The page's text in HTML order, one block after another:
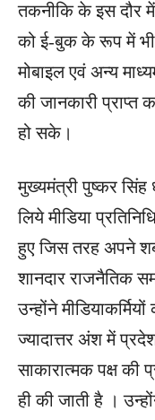
तकनीकि के इस दौर
को ई-बुक के रूप में भी
मोबाइल एवं अन्य
की जानकारी प्राप्त
हो सके।
मुख्यमंत्री पुष्कर
लिये मीडिया
हुए जिस तरह अपने
शानदार राजनैतिक
उन्होंने
ज्यादात्तर अंश में
साकारात्मक पक्ष की
ही की जाती है ।